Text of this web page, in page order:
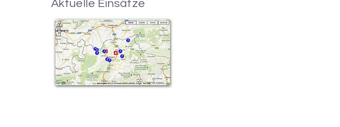
Aktuelle Einsätze